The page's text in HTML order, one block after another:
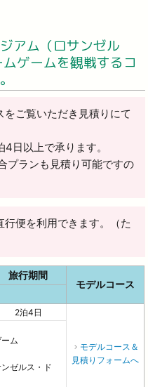
アム（ロサンゼル
ゲームを観戦するコ
ご覧いただき見積りにて
日以上で承ります。
プランも見積り可能ですの
便を利用できます。（た
旅行期間
モデルコース
2泊4日
モデルコース＆
見積りフォームへ
ム
ゼルス・ド